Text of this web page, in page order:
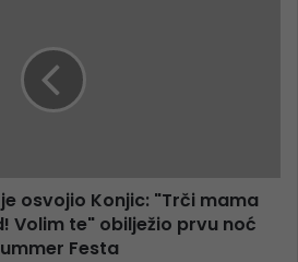
osvojio Konjic: "Trči mama
Volim te" obilježio prvu noć
Festa